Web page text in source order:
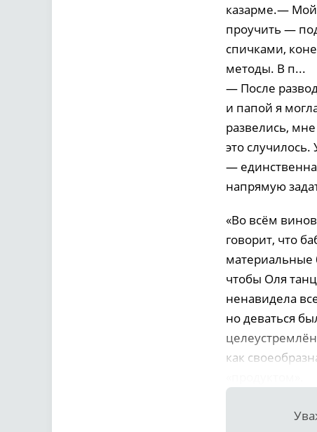
казарме.— Мой
проучить —
спичками,
методы. В п...
— После
и папой я
развелись,
это
—
напрямую
«Во всём
говорит, что
материальные
чтобы Оля
ненавидела
но деваться
как